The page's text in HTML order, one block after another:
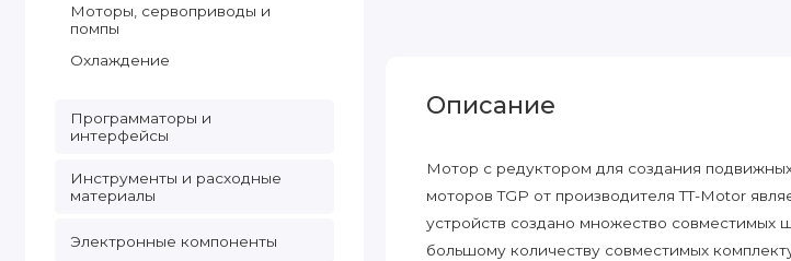
Моторы, сервоприводы и
помпы
Охлаждение
Программаторы и
интерфейсы
Инструменты и расходные
материалы
Электронные компоненты
Описание
Мотор с редуктором для создания
моторов TGP от производителя TT-Motor
устройств создано множество совместимых
большому количеству совместимых